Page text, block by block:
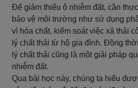
Để giảm thiểu ô nhiễm đất, cần
bảo vệ môi trường như sử dụng
vì hóa chất, kiểm soát việc xả thải
lý chất thải từ hộ gia đình. Đồng
lý chất thải cũng là một giải pháp
nhiễm đất.
Qua bài học này, chúng ta hiểu